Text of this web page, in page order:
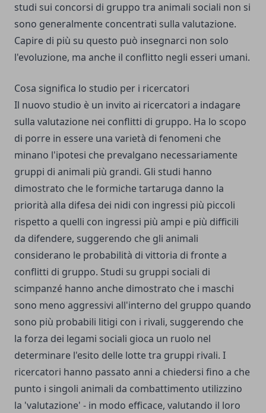
studi sui concorsi di gruppo tra animali sociali non si
sono generalmente concentrati sulla valutazione.
Capire di più su questo può insegnarci non solo
l'evoluzione, ma anche il conflitto negli esseri umani.
Cosa significa lo studio per i ricercatori
Il nuovo studio è un invito ai ricercatori a indagare
sulla valutazione nei conflitti di gruppo. Ha lo scopo
di porre in essere una varietà di fenomeni che
minano l'ipotesi che prevalgano necessariamente
gruppi di animali più grandi. Gli studi hanno
dimostrato che le formiche tartaruga danno la
priorità alla difesa dei nidi con ingressi più piccoli
rispetto a quelli con ingressi più ampi e più difficili
da difendere, suggerendo che gli animali
considerano le probabilità di vittoria di fronte a
conflitti di gruppo. Studi su gruppi sociali di
scimpanzé hanno anche dimostrato che i maschi
sono meno aggressivi all'interno del gruppo quando
sono più probabili litigi con i rivali, suggerendo che
la forza dei legami sociali gioca un ruolo nel
determinare l'esito delle lotte tra gruppi rivali. I
ricercatori hanno passato anni a chiedersi fino a che
punto i singoli animali da combattimento utilizzino
la 'valutazione' - in modo efficace, valutando il loro